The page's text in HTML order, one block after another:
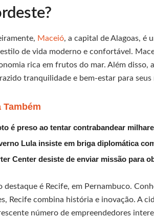
Maceió, a capital de Alagoas, é
de vida moderno e confortável.
rica em frutos do mar. Além disso,
tranquilidade e bem-estar para seus
Também
é preso ao tentar contrabandear
Lula insiste em briga diplomática
Center desiste de enviar missão para
destaque é Recife, em Pernambuco.
Recife combina história e inovação. A
número de empreendedores